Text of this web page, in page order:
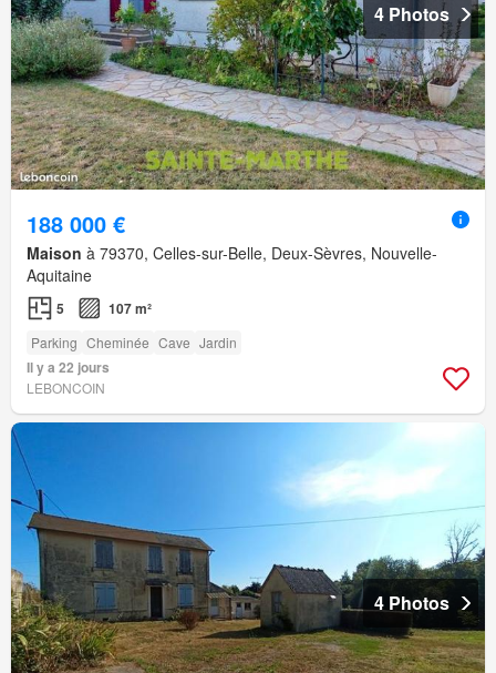
4 Photos
188 000 €
Maison à 79370, Celles-sur-Belle, Deux-Sèvres, Nouvelle-
Aquitaine
5 107 m²
Parking Cheminée Cave Jardin
Il y a 22 jours
LEBONCOIN
4 Photos